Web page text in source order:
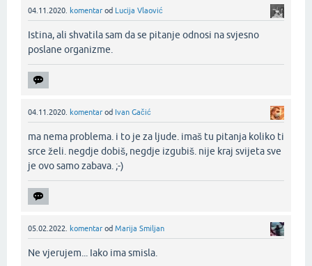
04.11.2020. komentar od Lucija Vlaović
Istina, ali shvatila sam da se pitanje odnosi na svjesno
poslane organizme.‌
04.11.2020. komentar od Ivan Gačić
ma nema problema. i to je za ljude. imaš tu pitanja koliko ti
srce želi. negdje dobiš, negdje izgubiš. nije kraj svijeta sve
je ovo samo zabava. ;-)‌
05.02.2022. komentar od Marija Smiljan
Ne vjerujem... Iako ima smisla.‌